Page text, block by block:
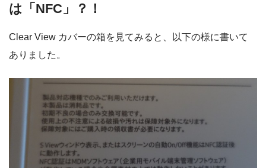
は「NFC」？！
Clear View カバーの箱を見てみると、以下の様に書いて
ありました。